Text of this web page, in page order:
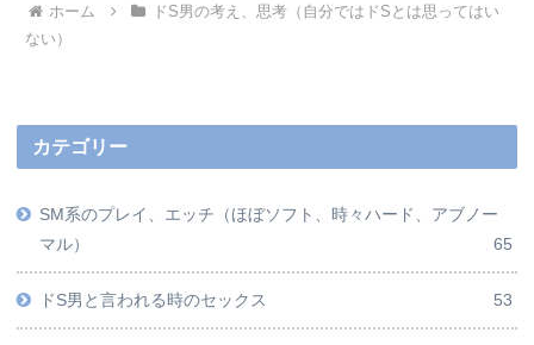
ホーム
ドS男の考え、思考（自分ではドSとは思ってはい
ない）
カテゴリー
SM系のプレイ、エッチ（ほぼソフト、時々ハード、アブノー
マル）
65
ドS男と言われる時のセックス 53